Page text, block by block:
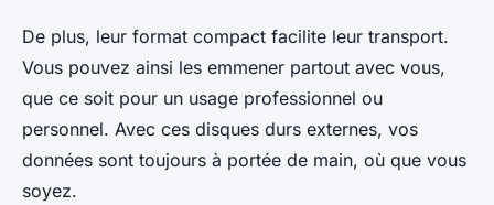
De plus, leur format compact facilite leur transport.
Vous pouvez ainsi les emmener partout avec vous,
que ce soit pour un usage professionnel ou
personnel. Avec ces disques durs externes, vos
données sont toujours à portée de main, où que vous
soyez.